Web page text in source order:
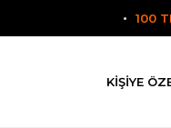
100
KIŞIYE